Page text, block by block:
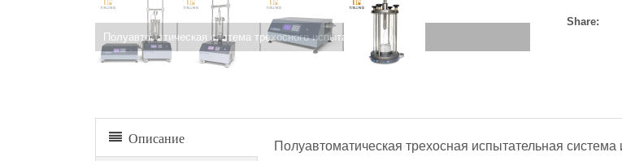
Полуавтоматическая система трехосного испытания
Share:
Описание
Полуавтоматическая трехосная испытательная